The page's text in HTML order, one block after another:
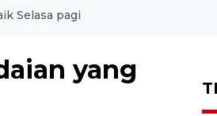
Selasa pagi
yang